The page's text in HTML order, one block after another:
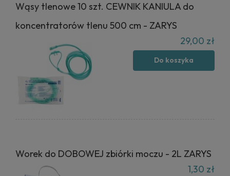
Wąsy tlenowe 10 szt. CEWNIK KANIULA do
koncentratorów tlenu 500 cm - ZARYS
29,00 zł
Do koszyka
Worek do DOBOWEJ zbiórki moczu - 2L ZARYS
1,30 zł